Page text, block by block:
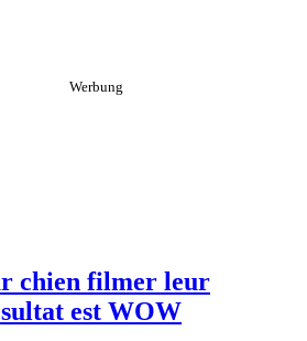
chien filmer leur
est WOW